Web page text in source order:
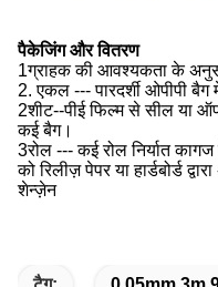
पैकेजिंग और वितरण
1ग्राहक की आवश्यकता के
2. एकल --- पारदर्शी ओपीपी
2शीट--पीई फिल्म से सील या
कई बैग।
3रोल --- कई रोल निर्यात
को रिलीज़ पेपर या हार्डबोर्ड
शेन्ज़ेन